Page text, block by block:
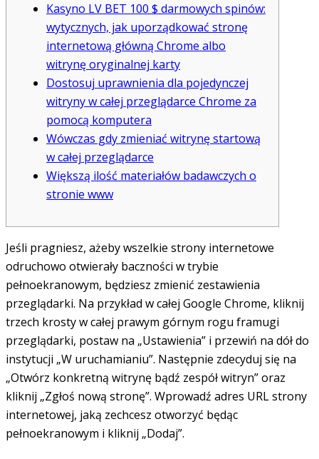
Kasyno LV BET 100 $ darmowych spinów:
wytycznych, jak uporządkować stronę
internetową główną Chrome albo
witrynę oryginalnej karty
Dostosuj uprawnienia dla pojedynczej
witryny w całej przeglądarce Chrome za
pomocą komputera
Wówczas gdy zmieniać witrynę startową
w całej przeglądarce
Większą ilość materiałów badawczych o
stronie www
Jeśli pragniesz, ażeby wszelkie strony internetowe
odruchowo otwierały baczności w trybie
pełnoekranowym, będziesz zmienić zestawienia
przeglądarki. Na przykład w całej Google Chrome, kliknij
trzech krosty w całej prawym górnym rogu framugi
przeglądarki, postaw na „Ustawienia” i przewiń na dół do
instytucji „W uruchamianiu”. Następnie zdecyduj się na
„Otwórz konkretną witrynę bądź zespół witryn” oraz
kliknij „Zgłoś nową stronę”. Wprowadź adres URL strony
internetowej, jaką zechcesz otworzyć będąc
pełnoekranowym i kliknij „Dodaj”.